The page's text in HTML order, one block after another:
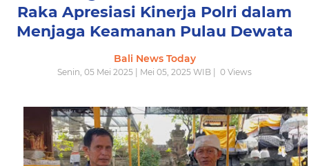
Raka Apresiasi Kinerja Polri dalam
Menjaga Keamanan Pulau Dewata
Bali News Today
Senin, 05 Mei 2025 | Mei 05, 2025 WIB | 0 Views